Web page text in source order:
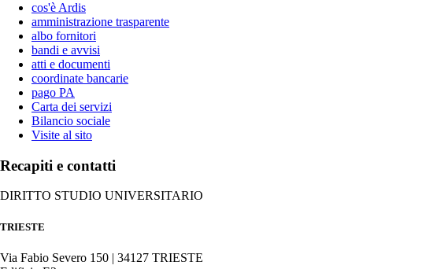
cos'è Ardis
amministrazione trasparente
albo fornitori
bandi e avvisi
atti e documenti
coordinate bancarie
pago PA
Carta dei servizi
Bilancio sociale
Visite al sito
Recapiti e contatti
DIRITTO STUDIO UNIVERSITARIO
TRIESTE
Via Fabio Severo 150 | 34127 TRIESTE